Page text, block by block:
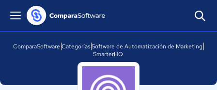
ComparaSoftware CategoríasSoftware de Automatización de Marketing
SmarterHQ